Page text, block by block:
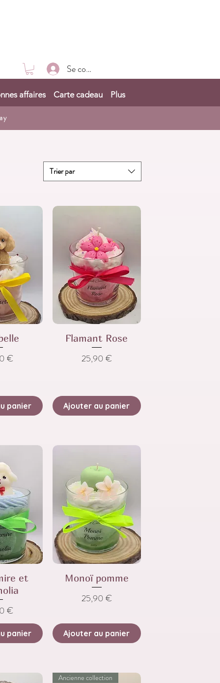
Se connecter
affaires Carte cadeau Plus
Trier par
€
panier
Flamant Rose
Prix
25,90 €
Ajouter au panier
et
€
panier
Monoï pomme
Prix
25,90 €
Ajouter au panier
Ancienne collection